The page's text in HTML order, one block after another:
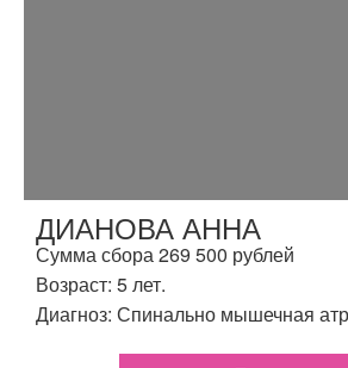
ДИАНОВА АННА
Сумма сбора 269 500 рублей
Возраст: 5 лет.
Диагноз: Спинально мышечная